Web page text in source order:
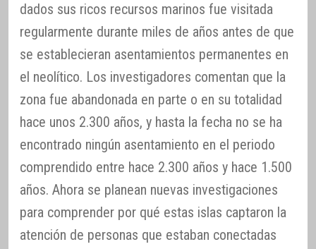
dados sus ricos recursos marinos fue visitada
regularmente durante miles de años antes de que
se establecieran asentamientos permanentes en
el neolítico. Los investigadores comentan que la
zona fue abandonada en parte o en su totalidad
hace unos 2.300 años, y hasta la fecha no se ha
encontrado ningún asentamiento en el periodo
comprendido entre hace 2.300 años y hace 1.500
años. Ahora se planean nuevas investigaciones
para comprender por qué estas islas captaron la
atención de personas que estaban conectadas